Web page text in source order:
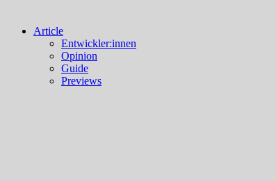
Article
Entwickler:innen
Opinion
Guide
Previews